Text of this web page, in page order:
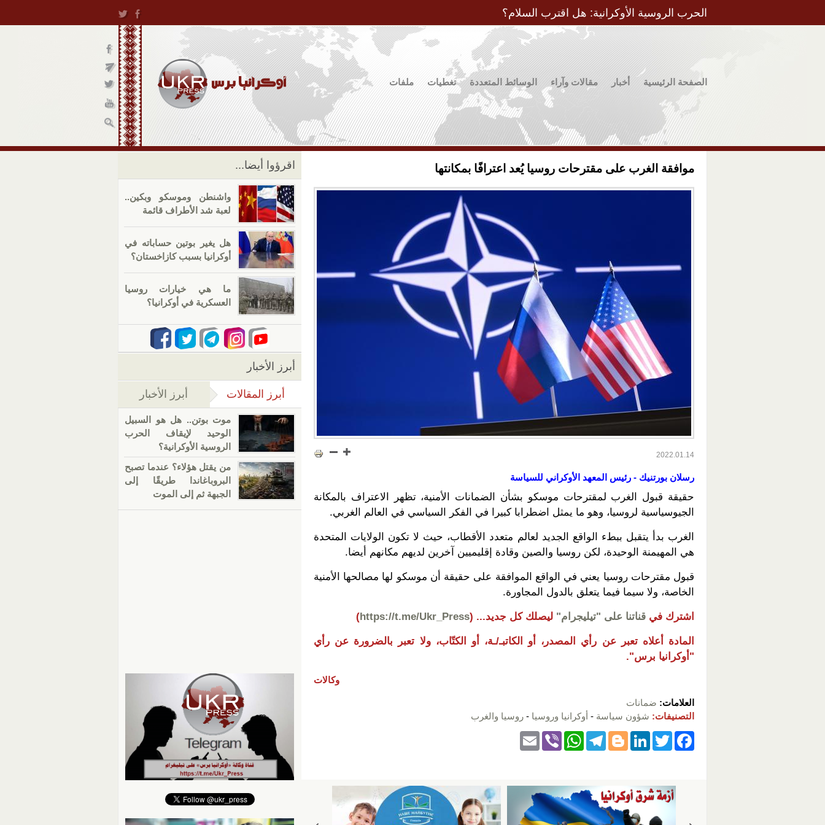
الحرب الروسية الأوكرانية: هل اقترب السلام؟
الصفحة الرئيسية أخبار مقالات وآراء الوسائط المتعددة تغطيات ملفات
موافقة الغرب على مقترحات روسيا يُعد اعترافًا بمكانتها
2022.01.14
رسلان بورتنيك - رئيس المعهد الأوكراني للسياسة
حقيقة قبول الغرب لمقترحات موسكو بشأن الضمانات الأمنية، تظهر الاعتراف بالمكانة
الجيوسياسية لروسيا، وهو ما يمثل اضطرابا كبيرا في الفكر السياسي في العالم الغربي.
الغرب بدأ يتقبل ببطء الواقع الجديد لعالم متعدد الأقطاب، حيث لا تكون الولايات المتحدة
هي المهيمنة الوحيدة، لكن روسيا والصين وقادة إقليميين آخرين لديهم مكانهم أيضا.
قبول مقترحات روسيا يعني في الواقع الموافقة على حقيقة أن موسكو لها مصالحها الأمنية
الخاصة، ولا سيما فيما يتعلق بالدول المجاورة.
اشترك في قناتنا على "تيليجرام" ليصلك كل جديد... (
https://t.me/Ukr_Press
)
المادة أعلاه تعبر عن رأي المصدر، أو الكاتبـ/ـة، أو الكتّاب، ولا تعبر بالضرورة عن رأي
"أوكرانيا برس".
وكالات
العلامات: ضمانات
التصنيفات: شؤون سياسة - أوكرانيا وروسيا - روسيا والغرب
F
e
T
er
Li
e
dI
Bl
g
er
T
gr
a
W
s
A
Vi
اقرؤوا أيضا...
واشنطن وموسكو وبكين..
لعبة شد الأطراف قائمة
هل يغير بوتين حساباته في
أوكرانيا بسبب كازاخستان؟
ما هي خيارات روسيا
العسكرية في أوكرانيا؟
أبرز الأخبار
أبرز المقالات (علامة التبويب النشطة)
أبرز الأخبار
موت بوتن.. هل هو السبيل
الوحيد لإيقاف الحرب
الروسية الأوكرانية؟
من يقتل هؤلاء؟ عندما تصبح
البروباغاندا طريقًا إلى
الجبهة ثم إلى الموت